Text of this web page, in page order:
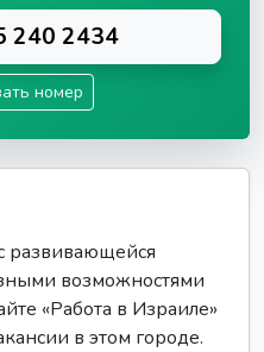
240 2434
номер
развивающейся
возможностями
«Работа в Израиле»
в этом городе.